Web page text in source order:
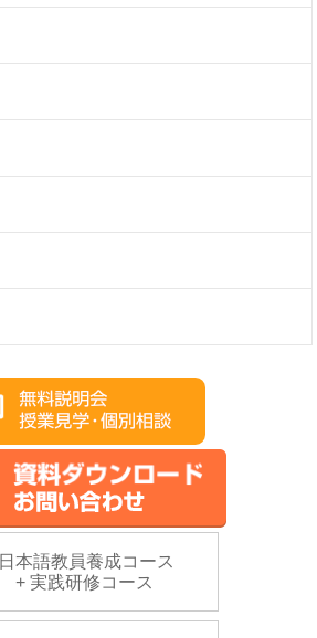
日本語教員養成コース
+ 実践研修コース